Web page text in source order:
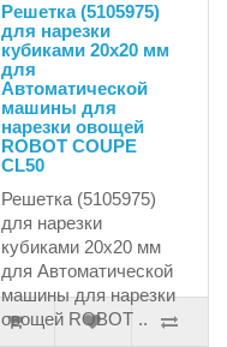
Решетка (5105975)
для нарезки
кубиками 20х20 мм
для
Автоматической
машины для
нарезки овощей
ROBOT COUPE
CL50
Решетка (5105975)
для нарезки
кубиками 20х20 мм
для Автоматической
машины для нарезки
овощей ROBOT ..